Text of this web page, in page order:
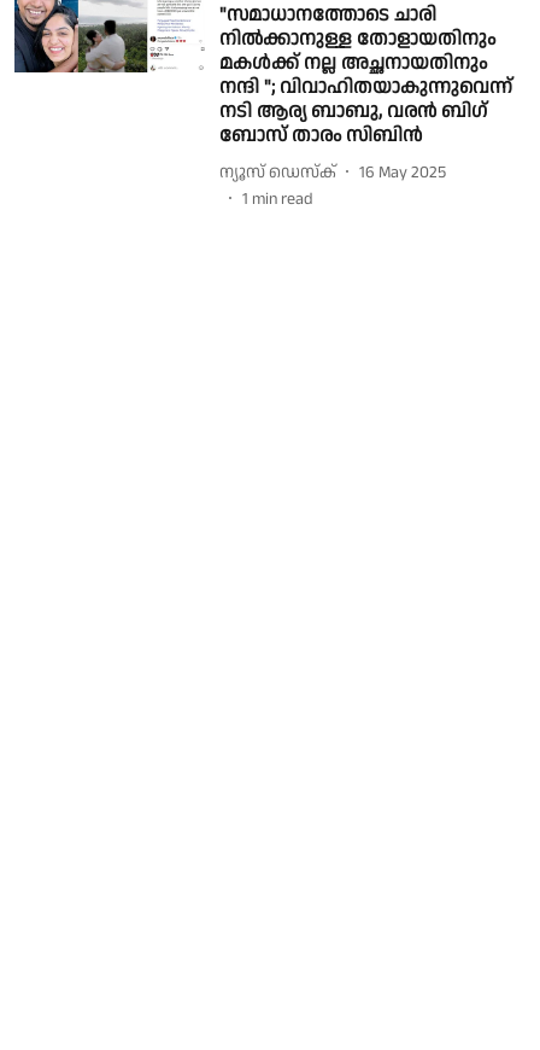
"സമാധാനത്തോടെ ചാരി
നിൽക്കാനുള്ള തോളായതിനും
മകൾക്ക് നല്ല അച്ഛനായതിനും
നന്ദി "; വിവാഹിതയാകുന്നുവെന്ന്
നടി ആര്യ ബാബു, വരൻ ബിഗ്
ബോസ് താരം സിബിൻ
ന്യൂസ് ഡെസ്ക്
16 May 2025
1 min read